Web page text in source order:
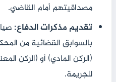
مصداقيتهم أمام القاضي.
تقديم مذكرات الدفاع:
بالسوابق القضائية من
(الركن المادي) أو (الركن
للجريمة.